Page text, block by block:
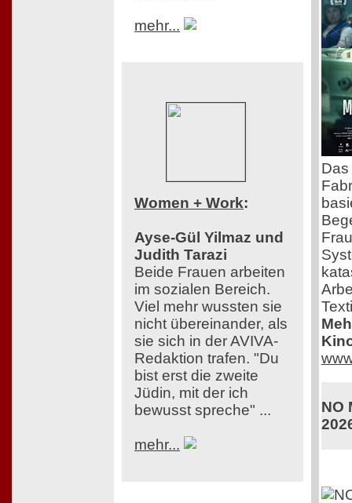
mehr...
Women + Work:
Ayse-Gül Yilmaz und
Judith Tarazi
Beide Frauen arbeiten
im sozialen Bereich.
Viel mehr wussten sie
nicht übereinander, als
sie sich in der AVIVA-
Redaktion trafen. "Du
bist erst die zweite
Jüdin, mit der ich
bewusst spreche" ...
mehr...
NO